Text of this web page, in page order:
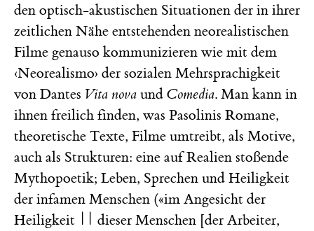
den optisch-akustischen Situationen der in ihrer
zeitlichen Nähe entstehenden neorealistischen
Filme genauso kommunizieren wie mit dem
‹Neorealismo› der sozialen Mehrsprachigkeit
von Dantes Vita nova und Comedia. Man kann in
ihnen freilich finden, was Pasolinis Romane,
theoretische Texte, Filme umtreibt, als Motive,
auch als Strukturen: eine auf Realien stoßende
Mythopoetik; Leben, Sprechen und Heiligkeit
der infamen Menschen («im Angesicht der
Heiligkeit || dieser Menschen [der Arbeiter,